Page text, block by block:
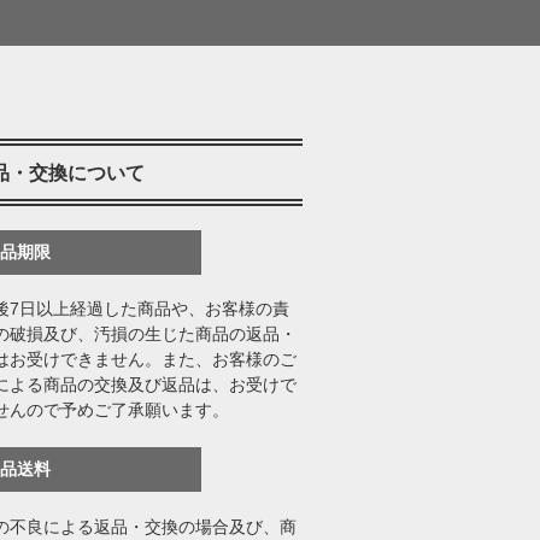
・交換について
期限
7日以上経過した商品や、お客様の責
破損及び、汚損の生じた商品の返品・
お受けできません。また、お客様のご
よる商品の交換及び返品は、お受けで
んので予めご了承願います。
送料
不良による返品・交換の場合及び、商